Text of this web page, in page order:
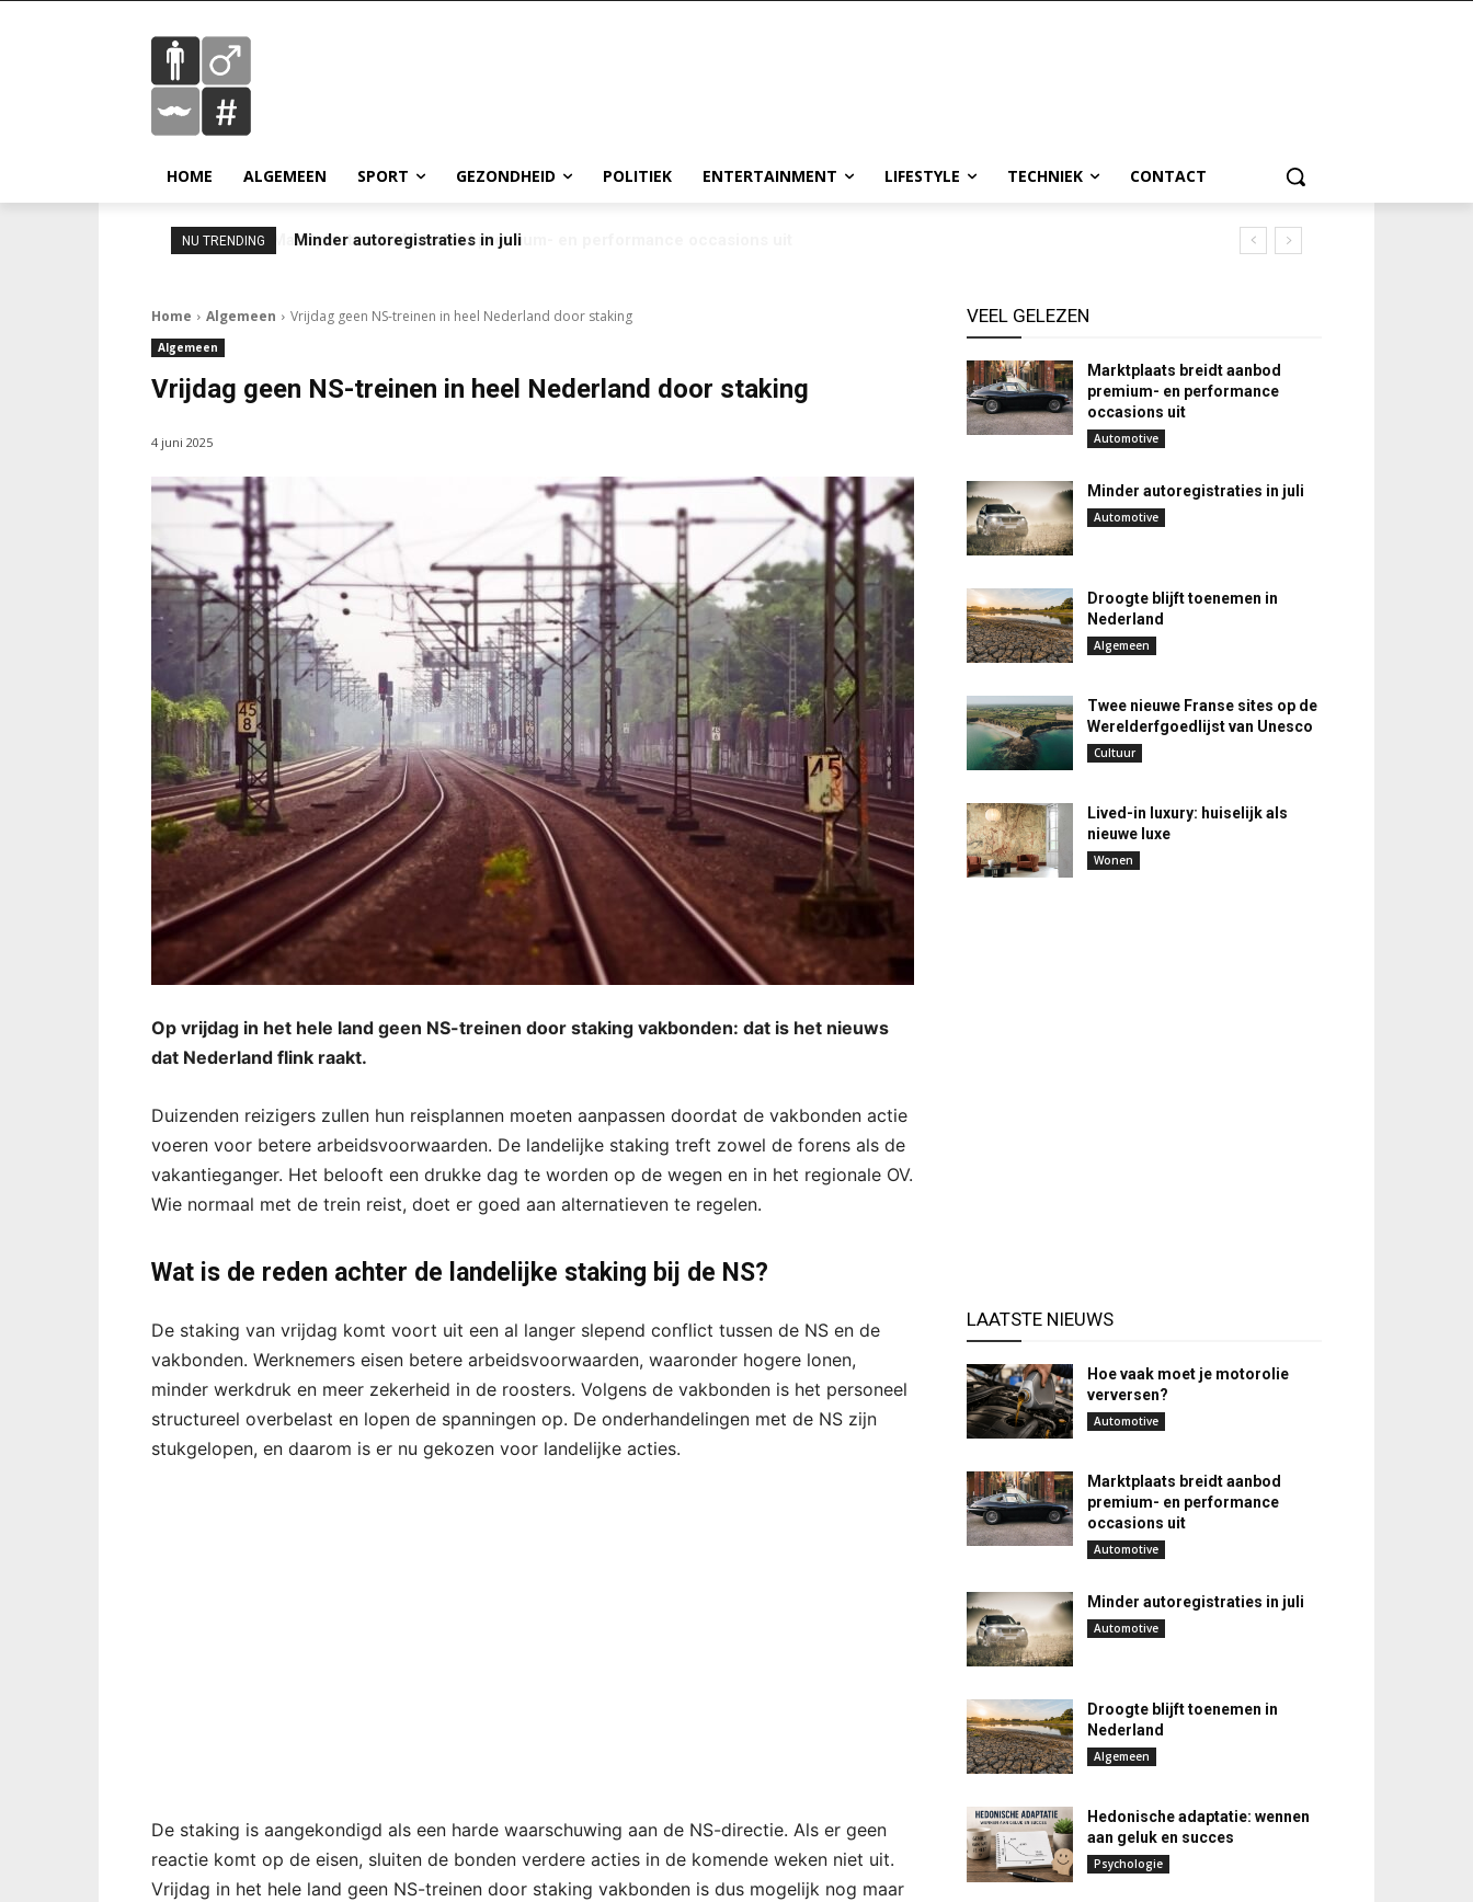
HOME ALGEMEEN SPORT GEZONDHEID POLITIEK ENTERTAINMENT LIFESTYLE TECHNIEK CONTACT
NU TRENDING Minder autoregistraties in juli
Home Algemeen Vrijdag geen NS-treinen in heel Nederland door staking
Algemeen
Vrijdag geen NS-treinen in heel Nederland door staking
4 juni 2025
Op vrijdag in het hele land geen NS-treinen door staking vakbonden: dat is het nieuws
dat Nederland flink raakt.
Duizenden reizigers zullen hun reisplannen moeten aanpassen doordat de vakbonden actie
voeren voor betere arbeidsvoorwaarden. De landelijke staking treft zowel de forens als de
vakantieganger. Het belooft een drukke dag te worden op de wegen en in het regionale OV.
Wie normaal met de trein reist, doet er goed aan alternatieven te regelen.
Wat is de reden achter de landelijke staking bij de NS?
De staking van vrijdag komt voort uit een al langer slepend conflict tussen de NS en de
vakbonden. Werknemers eisen betere arbeidsvoorwaarden, waaronder hogere lonen,
minder werkdruk en meer zekerheid in de roosters. Volgens de vakbonden is het personeel
structureel overbelast en lopen de spanningen op. De onderhandelingen met de NS zijn
stukgelopen, en daarom is er nu gekozen voor landelijke acties.
De staking is aangekondigd als een harde waarschuwing aan de NS-directie. Als er geen
reactie komt op de eisen, sluiten de bonden verdere acties in de komende weken niet uit.
Vrijdag in het hele land geen NS-treinen door staking vakbonden is dus mogelijk nog maar
VEEL GELEZEN
Marktplaats breidt aanbod
premium- en performance
occasions uit
Automotive
Minder autoregistraties in juli
Automotive
Droogte blijft toenemen in
Nederland
Algemeen
Twee nieuwe Franse sites op de
Werelderfgoedlijst van Unesco
Cultuur
Lived-in luxury: huiselijk als
nieuwe luxe
Wonen
LAATSTE NIEUWS
Hoe vaak moet je motorolie
verversen?
Automotive
Marktplaats breidt aanbod
premium- en performance
occasions uit
Automotive
Minder autoregistraties in juli
Automotive
Droogte blijft toenemen in
Nederland
Algemeen
Hedonische adaptatie: wennen
aan geluk en succes
Psychologie